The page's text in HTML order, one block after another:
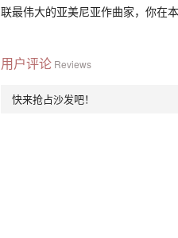
联最伟大的亚美尼亚作曲家，你在
用户评论 Reviews
快来抢占沙发吧！